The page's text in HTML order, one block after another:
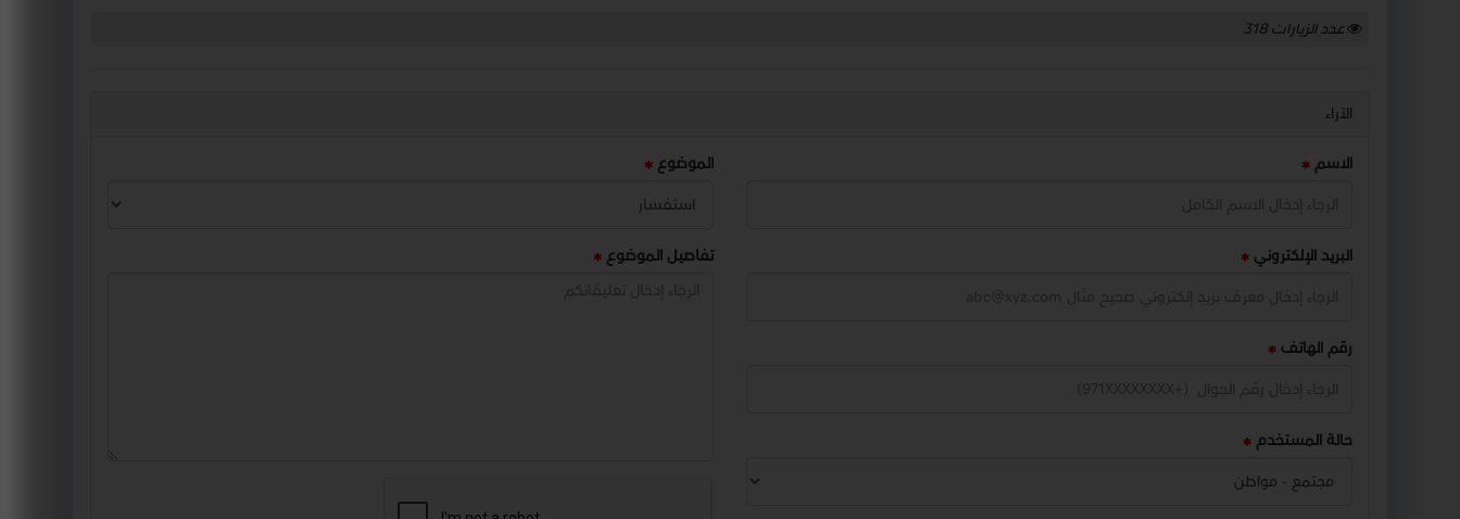
عدد الزيارات318
الآراء
الاسم
البريد الإلكتروني
رقم الهاتف
حالة المستخدم
الموضوع
تفاصيل الموضوع